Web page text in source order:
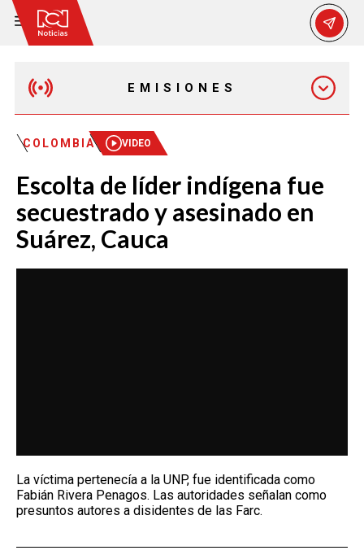
EMISIONES
MAÑANA EXPRESS
EMISIÓN 12:30 PM
EMISIÓN 7:00 PM
COLOMBIA VIDEO
Escolta de líder indígena fue
secuestrado y asesinado en
Suárez, Cauca
La víctima pertenecía a la UNP, fue identificada como
Fabián Rivera Penagos. Las autoridades señalan como
presuntos autores a disidentes de las Farc.